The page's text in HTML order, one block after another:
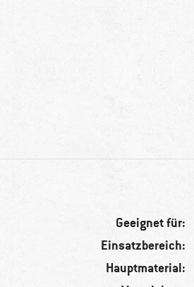
Geeignet für:
Einsatzbereich:
Hauptmaterial: